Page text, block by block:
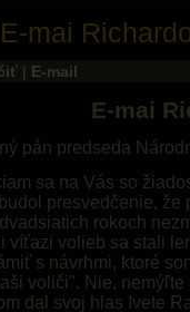
E-mai
| E-mail
E-mai
pán predseda
sa na Vás so
presvedčenie, že
rokoch
víťazi volieb sa stali
s návrhmi, ktoré
voliči". Nie,
dal svoj hlas Ivete